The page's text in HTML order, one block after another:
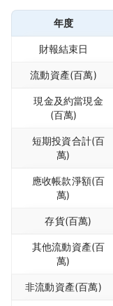
年度
財報結束日
流動資產(百萬)
現金及約當現金
(百萬)
短期投資合計(百
萬)
應收帳款淨額(百
萬)
存貨(百萬)
其他流動資產(百
萬)
非流動資產(百萬)